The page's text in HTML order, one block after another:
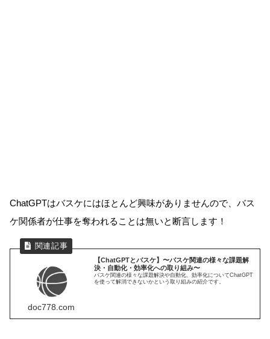
ChatGPTはバスケにはほとんど興味がありませんので、バス
ケ関係者が仕事を奪われることは無いと断言します！
【ChatGPTとバスケ】〜バスケ関連の様々な課題解
決・自動化・効率化への取り組み〜
バスケ関連の様々な課題解決や自動化、効率化についてChatGPT
を使って解消できないかという取り組みの紹介です。
doc778.com